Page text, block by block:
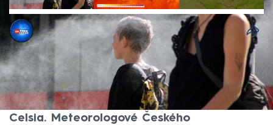
CNN Prima NEWS
23. kvě 2026, 09:35
Česko zažívá dosud nejteplejší dny
letošního roku. Teploty budou atakovat
během nich magickou hranici 30 stupňů
Celsia. Meteorologové Českého